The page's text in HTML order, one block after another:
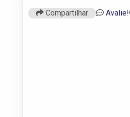
Compartilhar Avalie!